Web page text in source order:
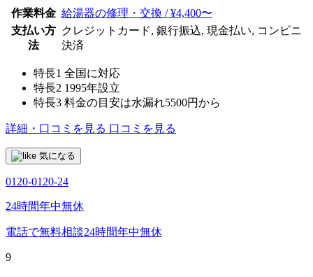
作業料金 給湯器の修理・交換 / ¥4,400〜
支払い方
法
クレジットカード, 銀行振込, 現金払い, コンビニ
決済
特長1 全国に対応
特長2 1995年設立
特長3 料金の目安は水漏れ5500円から
詳細・口コミを見る 口コミを見る
気になる
0120-0120-24
24時間年中無休
電話で無料相談24時間年中無休
9